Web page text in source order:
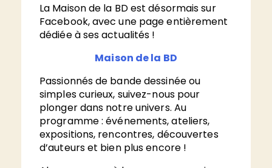
La Maison de la BD est désormais sur
Facebook, avec une page entièrement
dédiée à ses actualités !
Maison de la BD
Passionnés de bande dessinée ou
simples curieux, suivez-nous pour
plonger dans notre univers. Au
programme : événements, ateliers,
expositions, rencontres, découvertes
d’auteurs et bien plus encore !